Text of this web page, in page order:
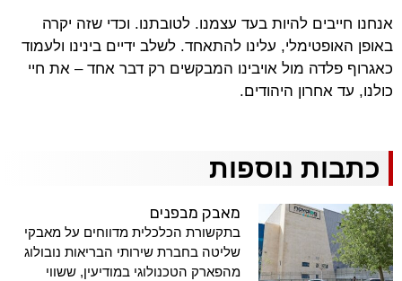
אנחנו חייבים להיות בעד עצמנו. לטובתנו. וכדי שזה יקרה
באופן האופטימלי, עלינו להתאחד. לשלב ידיים בינינו ולעמוד
כאגרוף פלדה מול אויבינו המבקשים רק דבר אחד – את חיי
כולנו, עד אחרון היהודים.
כתבות נוספות
מאבק מבפנים
בתקשורת הכלכלית מדווחים על מאבקי
שליטה בחברת שירותי הבריאות נובולוג
מהפארק הטכנולוגי במודיעין, ששווי